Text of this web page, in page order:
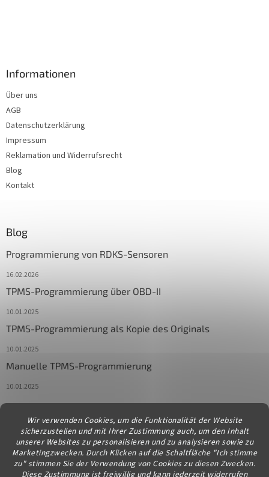
Wir verwenden Cookies, um die Funktionalität der Website
sicherzustellen und mit Ihrer Zustimmung auch, um den Inhalt
unserer Websites zu personalisieren und zu analysieren sowie zu
Marketingzwecken. Durch Klicken auf die Schaltfläche "Ich stimme
zu" stimmen Sie der Verwendung von Cookies zu diesen Zwecken.
Diese Zustimmung ist freiwillig und kann jederzeit widerrufen
Informationen
Über uns
AGB
Datenschutzerklärung
Impressum
Reklamation und Widerrufsrecht
Blog
Kontakt
Blog
Programmierung von RDKS-Sensoren
16.02.2026
TPMS-Programmierung über OBD-II
10.01.2025
TPMS-Programmierung als Kopie des Originals
10.01.2025
Manuelle TPMS-Programmierung
10.01.2025
Kontakt
info@diagstore.at